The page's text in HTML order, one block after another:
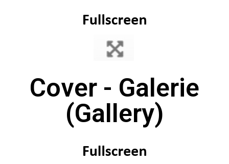
Cover - Galerie
(Gallery)